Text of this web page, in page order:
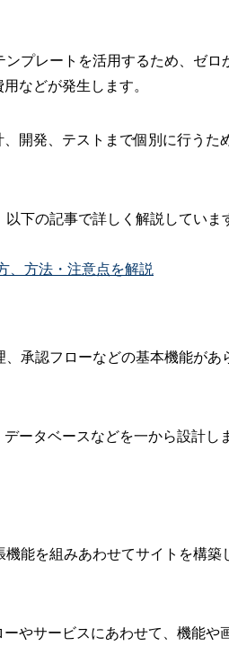
プレートを活用するため、ゼ
などが発生します。
開発、テストまで個別に行う
下の記事で詳しく解説していま
、方法・注意点を解説
承認フローなどの基本機能が
ータベースなどを一から設計
能を組みあわせてサイトを構
やサービスにあわせて、機能